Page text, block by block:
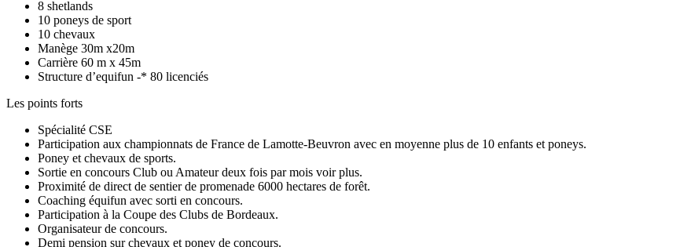
8 shetlands
10 poneys de sport
10 chevaux
Manège 30m x20m
Carrière 60 m x 45m
Structure d’equifun -* 80 licenciés
Les points forts
Spécialité CSE
Participation aux championnats de France de Lamotte-Beuvron avec en moyenne plus de 10 enfants et poneys.
Poney et chevaux de sports.
Sortie en concours Club ou Amateur deux fois par mois voir plus.
Proximité de direct de sentier de promenade 6000 hectares de forêt.
Coaching équifun avec sorti en concours.
Participation à la Coupe des Clubs de Bordeaux.
Organisateur de concours.
Demi pension sur chevaux et poney de concours.